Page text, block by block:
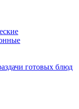
готовых блюд